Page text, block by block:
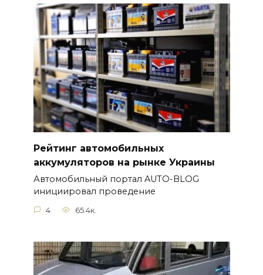
Рейтинг автомобильных
аккумуляторов на рынке Украины
Автомобильный портал AUTO-BLOG
инициировал проведение
4 65.4к.